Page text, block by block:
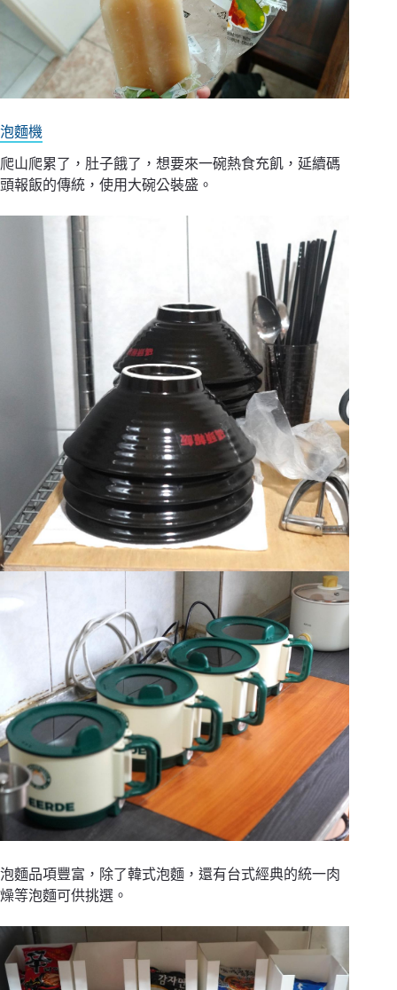
泡麵機
爬山爬累了，肚子餓了，想要來一碗熱食充飢，延續碼
頭報飯的傳統，使用大碗公裝盛。
泡麵品項豐富，除了韓式泡麵，還有台式經典的統一肉
燥等泡麵可供挑選。